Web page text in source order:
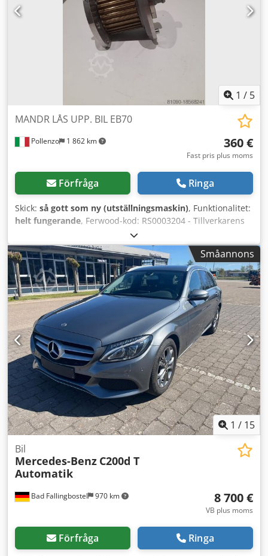
1 / 5
Pollenzo 1 862 km
MANDR LÅS UPP. BIL EB70
360 €
Fast pris plus moms
Förfråga Ringa
Skick: så gott som ny (utställningsmaskin), Funktionalitet:
helt fungerande, Ferwood-kod: RS0003204 - Tillverkarens
kod: L7540L0103 - Skick: Så gott som ny
(utställningsexemplar) - Funktionalitet: Fullt fungerande -
Kompatibel maskin: SEZIONATRICE SELCO EB/WN - Vid
intresse erbjuder vi även översynsservice, kontakta oss
gärna. Codpfxsv Azbvs Adhjrf
Småannons
1 / 15
Bad Fallingbostel 970 km
Bil
Mercedes-Benz C200d T
Automatik
8 700 €
VB plus moms
Förfråga Ringa